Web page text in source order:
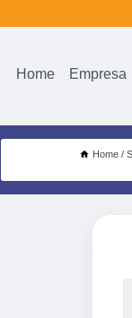
Home Empresa
Home